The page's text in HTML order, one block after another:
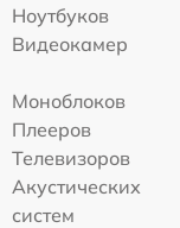
Ноутбуков
Видеокамер
Моноблоков
Плееров
Телевизоров
Акустических
систем